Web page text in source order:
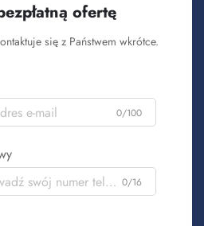
ofertę
się z Państwem wkrótce.
0/100
0/16